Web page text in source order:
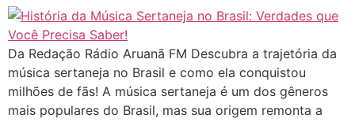
Da Redação Rádio Aruanã FM Descubra a trajetória da
música sertaneja no Brasil e como ela conquistou
milhões de fãs! A música sertaneja é um dos gêneros
mais populares do Brasil, mas sua origem remonta a